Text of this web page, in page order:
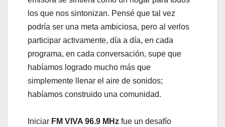
los que nos sintonizan. Pensé que tal vez
podría ser una meta ambiciosa, pero al verlos
participar activamente, día a día, en cada
programa, en cada conversación, supe que
habíamos logrado mucho más que
simplemente llenar el aire de sonidos;
habíamos construido una comunidad.
Iniciar FM VIVA 96.9 MHz fue un desafío